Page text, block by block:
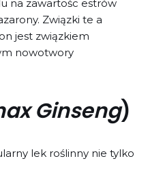
na zawartośc estrów
Związki te a
jest związkiem
nowotwory
Ginseng)
lek roślinny nie tylko